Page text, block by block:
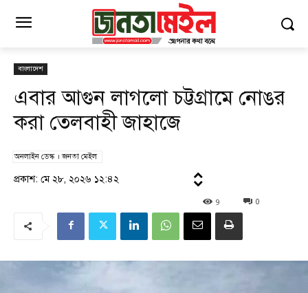
বাংলাদেশ
এবার আগুন লাগলো চট্টগ্রামে নোঙর
করা তেলবাহী জাহাজে
অনলাইন ডেস্ক । জনতা মেইল
প্রকাশ: মে ২৮, ২০২৬ ১২:৪২
0
9